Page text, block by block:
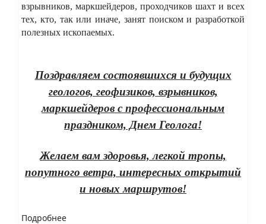
взрывников, маркшейдеров, проходчиков шахт и всех
тех, кто, так или иначе, занят поиском и разработкой
полезных ископаемых.
Поздравляем состоявшихся и будущих
геологов, геофизиков, взрывников,
маркшейдеров с профессиональным
праздником, Днем Геолога!
Желаем вам здоровья, легкой тропы,
попутного ветра, интересных открытий
и новых маршрутов!
Подробнее